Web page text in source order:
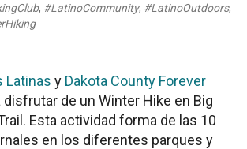
, #LatinoCommunity, #LatinoOutdoors,
Latinas y Dakota County Forever
disfrutar de un Winter Hike en Big
. Esta actividad forma de las 10
en los diferentes parques y